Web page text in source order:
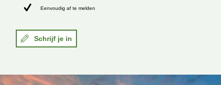
Eenvoudig af te melden
Schrijf je in